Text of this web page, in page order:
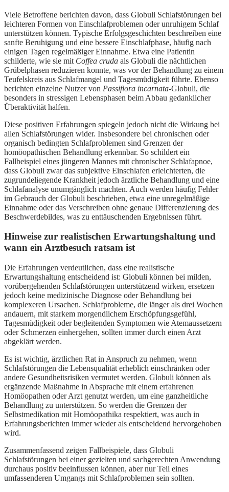
Viele Betroffene berichten davon, dass Globuli Schlafstörungen bei
leichteren Formen von Einschlafproblemen oder unruhigem Schlaf
unterstützen können. Typische Erfolgsgeschichten beschreiben eine
sanfte Beruhigung und eine bessere Einschlafphase, häufig nach
einigen Tagen regelmäßiger Einnahme. Etwa eine Patientin
schilderte, wie sie mit Coffea cruda als Globuli die nächtlichen
Grübelphasen reduzieren konnte, was vor der Behandlung zu einem
Teufelskreis aus Schlafmangel und Tagesmüdigkeit führte. Ebenso
berichten einzelne Nutzer von Passiflora incarnata-Globuli, die
besonders in stressigen Lebensphasen beim Abbau gedanklicher
Überaktivität halfen.
Diese positiven Erfahrungen spiegeln jedoch nicht die Wirkung bei
allen Schlafstörungen wider. Insbesondere bei chronischen oder
organisch bedingten Schlafproblemen sind Grenzen der
homöopathischen Behandlung erkennbar. So schildert ein
Fallbeispiel eines jüngeren Mannes mit chronischer Schlafapnoe,
dass Globuli zwar das subjektive Einschlafen erleichterten, die
zugrundeliegende Krankheit jedoch ärztliche Behandlung und eine
Schlafanalyse unumgänglich machten. Auch werden häufig Fehler
im Gebrauch der Globuli beschrieben, etwa eine unregelmäßige
Einnahme oder das Verschreiben ohne genaue Differenzierung des
Beschwerdebildes, was zu enttäuschenden Ergebnissen führt.
Hinweise zur realistischen Erwartungshaltung und
wann ein Arztbesuch ratsam ist
Die Erfahrungen verdeutlichen, dass eine realistische
Erwartungshaltung entscheidend ist: Globuli können bei milden,
vorübergehenden Schlafstörungen unterstützend wirken, ersetzen
jedoch keine medizinische Diagnose oder Behandlung bei
komplexeren Ursachen. Schlafprobleme, die länger als drei Wochen
andauern, mit starkem morgendlichem Erschöpfungsgefühl,
Tagesmüdigkeit oder begleitenden Symptomen wie Atemaussetzern
oder Schmerzen einhergehen, sollten immer durch einen Arzt
abgeklärt werden.
Es ist wichtig, ärztlichen Rat in Anspruch zu nehmen, wenn
Schlafstörungen die Lebensqualität erheblich einschränken oder
andere Gesundheitsrisiken vermutet werden. Globuli können als
ergänzende Maßnahme in Absprache mit einem erfahrenen
Homöopathen oder Arzt genutzt werden, um eine ganzheitliche
Behandlung zu unterstützen. So werden die Grenzen der
Selbstmedikation mit Homöopathika respektiert, was auch in
Erfahrungsberichten immer wieder als entscheidend hervorgehoben
wird.
Zusammenfassend zeigen Fallbeispiele, dass Globuli
Schlafstörungen bei einer gezielten und sachgerechten Anwendung
durchaus positiv beeinflussen können, aber nur Teil eines
umfassenderen Umgangs mit Schlafproblemen sein sollten.